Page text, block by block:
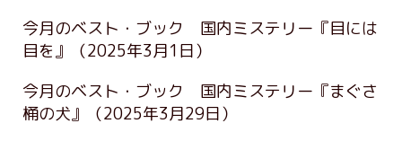
今月のベスト・ブック 国内ミステリー『目には
目を』
（2025年3月1日）
今月のベスト・ブック 国内ミステリー『まぐさ
桶の犬』
（2025年3月29日）